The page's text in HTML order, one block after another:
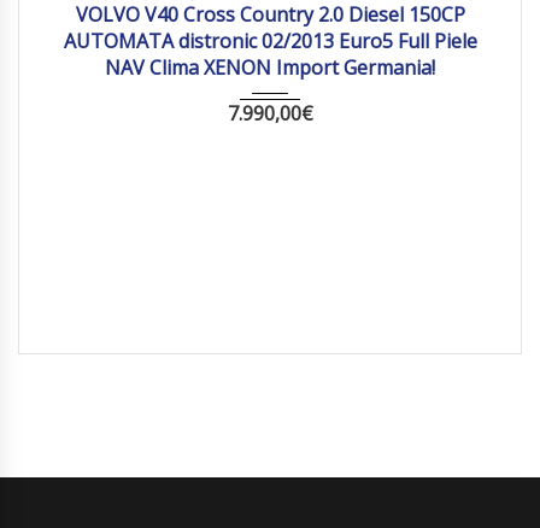
VOLVO V40 Cross Country 2.0 Diesel 150CP
AUTOMATA distronic 02/2013 Euro5 Full Piele
NAV Clima XENON Import Germania!
7.990,00€